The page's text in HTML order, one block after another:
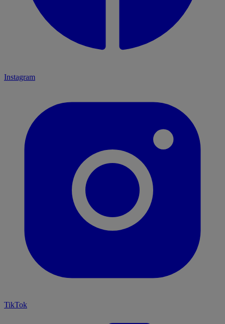
Instagram
TikTok